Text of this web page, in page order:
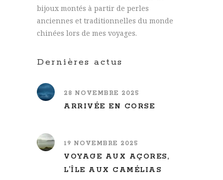
bijoux montés à partir de perles
anciennes et traditionnelles du monde
chinées lors de mes voyages.
Dernières actus
28 NOVEMBRE 2025
ARRIVÉE EN CORSE
19 NOVEMBRE 2025
VOYAGE AUX AÇORES,
L’ÎLE AUX CAMÉLIAS